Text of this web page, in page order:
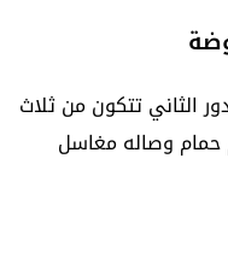
شقه في الروضه قطعه 2 , الدور الثاني تتكون من ثلاث
حمام وصاله مغاسل